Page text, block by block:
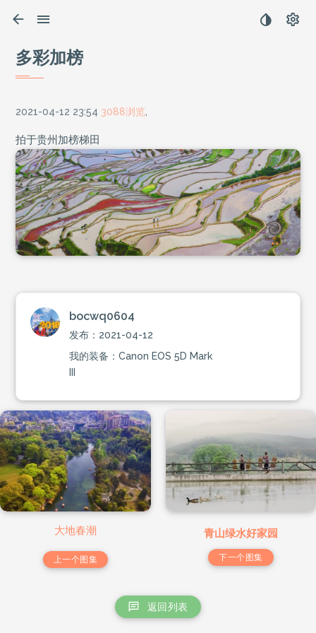
多彩加榜
2021-04-12 23:54 3088浏览
拍于贵州加榜梯田
bocwq0604
发布：2021-04-12
我的装备：Canon EOS 5D Mark
大地春潮
上一个图集
青山绿水好家园
下一个图集
返回列表